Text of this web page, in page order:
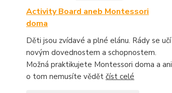
Activity Board aneb Montessori
doma
Děti jsou zvídavé a plné elánu. Rády se učí
novým dovednostem a schopnostem.
Možná praktikujete Montessori doma a ani
o tom nemusíte vědět číst celé